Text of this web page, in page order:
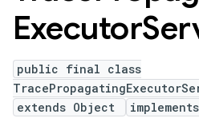
Executor
public final class
extends Object